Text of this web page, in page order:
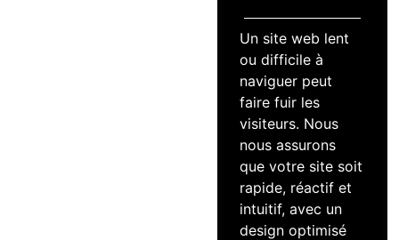
Un site web lent
ou difficile à
naviguer peut
faire fuir les
visiteurs. Nous
nous assurons
que votre site soit
rapide, réactif et
intuitif, avec un
design optimisé